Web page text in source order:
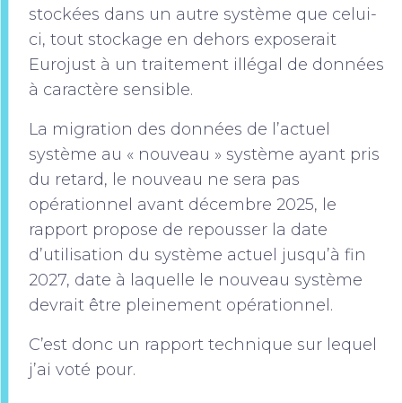
stockées dans un autre système que celui-
ci, tout stockage en dehors exposerait
Eurojust à un traitement illégal de données
à caractère sensible.
La migration des données de l’actuel
système au « nouveau » système ayant pris
du retard, le nouveau ne sera pas
opérationnel avant décembre 2025, le
rapport propose de repousser la date
d’utilisation du système actuel jusqu’à fin
2027, date à laquelle le nouveau système
devrait être pleinement opérationnel.
C’est donc un rapport technique sur lequel
j’ai voté pour.